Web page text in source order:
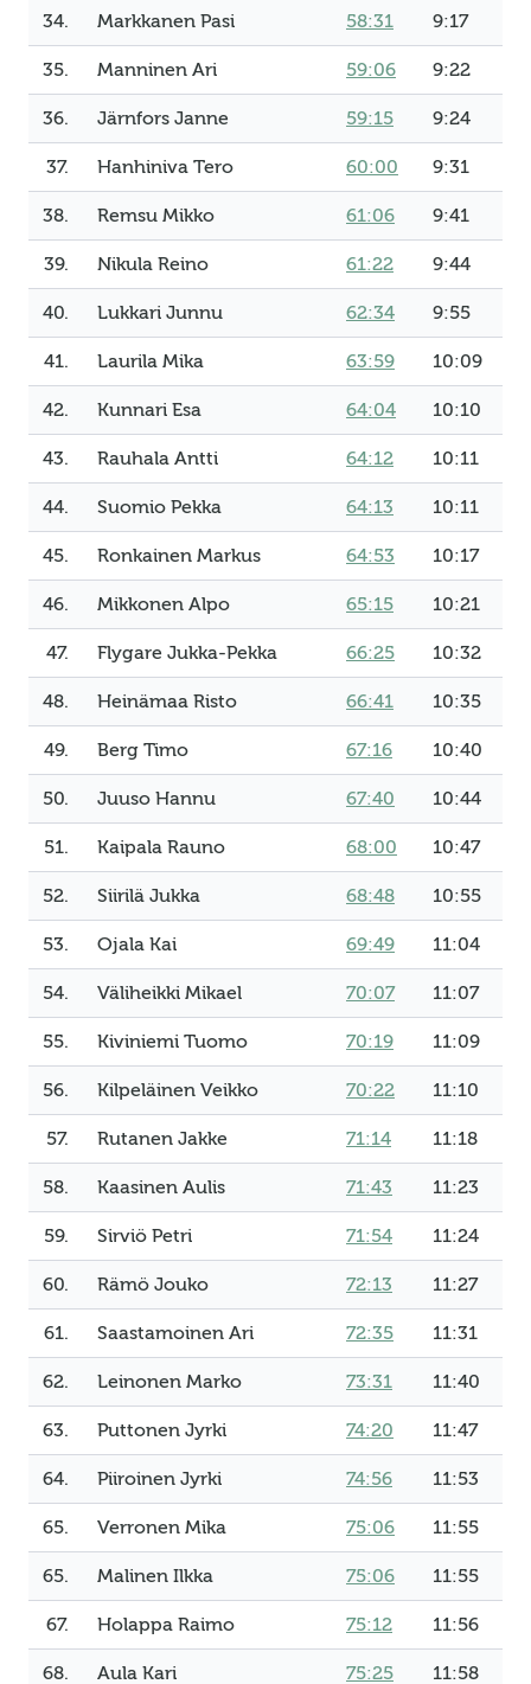
34. Markkanen Pasi 58:31 9:17
35. Manninen Ari 59:06 9:22
36. Järnfors Janne 59:15 9:24
37. Hanhiniva Tero 60:00 9:31
38. Remsu Mikko 61:06 9:41
39. Nikula Reino 61:22 9:44
40. Lukkari Junnu 62:34 9:55
41. Laurila Mika 63:59 10:09
42. Kunnari Esa 64:04 10:10
43. Rauhala Antti 64:12 10:11
44. Suomio Pekka 64:13 10:11
45. Ronkainen Markus 64:53 10:17
46. Mikkonen Alpo 65:15 10:21
47. Flygare Jukka-Pekka 66:25 10:32
48. Heinämaa Risto 66:41 10:35
49. Berg Timo 67:16 10:40
50. Juuso Hannu 67:40 10:44
51. Kaipala Rauno 68:00 10:47
52. Siirilä Jukka 68:48 10:55
53. Ojala Kai 69:49 11:04
54. Väliheikki Mikael 70:07 11:07
55. Kiviniemi Tuomo 70:19 11:09
56. Kilpeläinen Veikko 70:22 11:10
57. Rutanen Jakke 71:14 11:18
58. Kaasinen Aulis 71:43 11:23
59. Sirviö Petri 71:54 11:24
60. Rämö Jouko 72:13 11:27
61. Saastamoinen Ari 72:35 11:31
62. Leinonen Marko 73:31 11:40
63. Puttonen Jyrki 74:20 11:47
64. Piiroinen Jyrki 74:56 11:53
65. Verronen Mika 75:06 11:55
65. Malinen Ilkka 75:06 11:55
67. Holappa Raimo 75:12 11:56
68. Aula Kari 75:25 11:58